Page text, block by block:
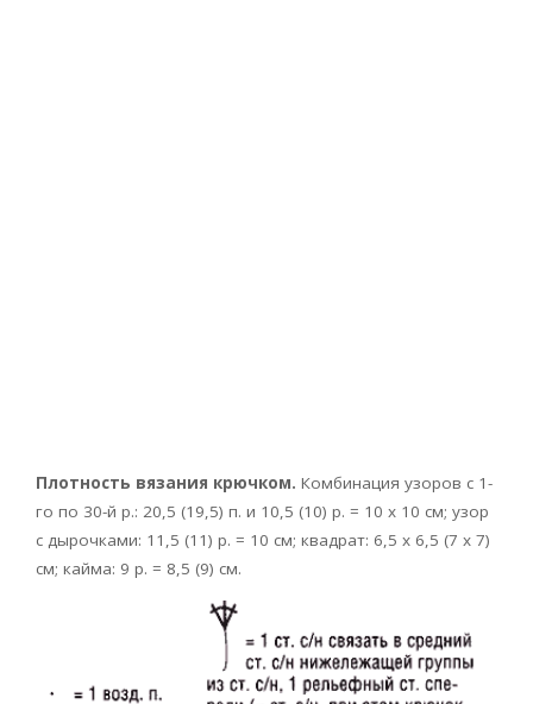
Плотность вязания крючком. Комбинация узоров с 1-
го по 30-й р.: 20,5 (19,5) п. и 10,5 (10) р. = 10 х 10 см; узор
с дырочками: 11,5 (11) р. = 10 см; квадрат: 6,5 х 6,5 (7 х 7)
см; кайма: 9 р. = 8,5 (9) см.